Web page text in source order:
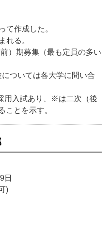
て作成した。
れる。
）期募集（最も定員の多い
ついては各大学に問い合
用入試あり、※は二次（後
ことを示す。
日
)